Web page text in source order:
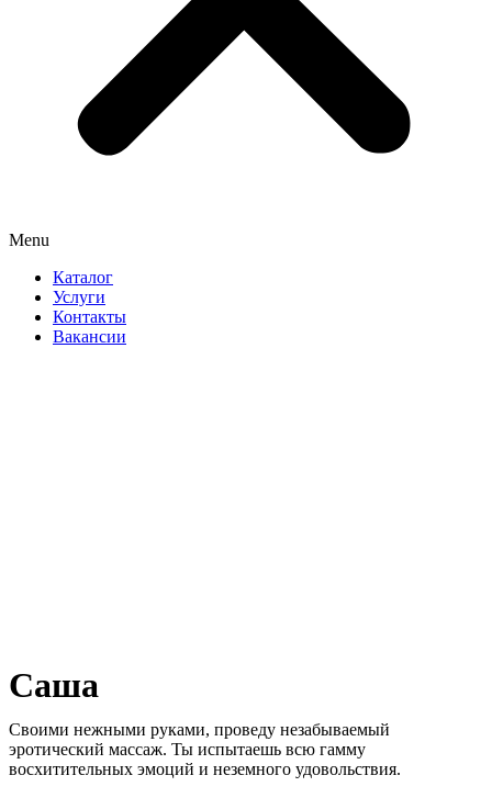
Menu
Каталог
Услуги
Контакты
Вакансии
Саша
Своими нежными руками, проведу незабываемый
эротический массаж. Ты испытаешь всю гамму
восхитительных эмоций и неземного удовольствия.